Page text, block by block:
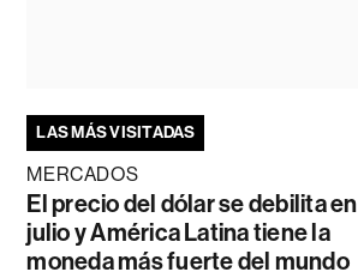
LAS MÁS VISITADAS
MERCADOS
El precio del dólar se debilita en
julio y América Latina tiene la
moneda más fuerte del mundo